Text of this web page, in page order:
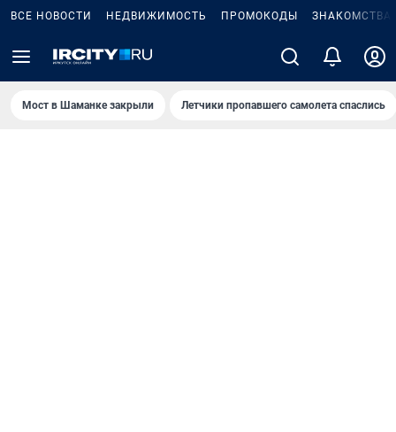
ВСЕ НОВОСТИ НЕДВИЖИМОСТЬ ПРОМОКОДЫ ЗНАКОМСТВА
Мост в Шаманке закрыли Летчики пропавшего самолета спаслись